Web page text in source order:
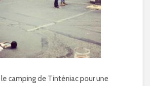
camping de Tinténiac pour une